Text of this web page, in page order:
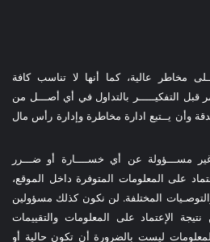
مخاطر عالية، كما أنها لا تناسب كافة
التفكيـــــر بالتداول في أي أصـــل من
وأن يــتبع ادارة مخاطرة وإدارة رأس مال
مســـؤولة عن أي خســــارة أو ضـــرر
على المعلومات المتوفرة داخل الموقع،
المختلفة. لن نكون كذلك مسؤولين
الإعتماد على المعلومات والتقييمات
ليست بالضرورة أن تكون حالية أو